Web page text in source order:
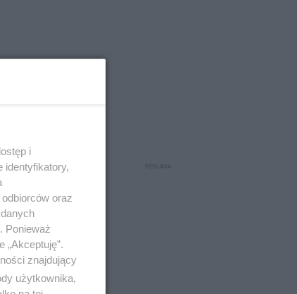
i
identyfikatory,
oraz
Ponieważ
znajdujący
użytkownika,